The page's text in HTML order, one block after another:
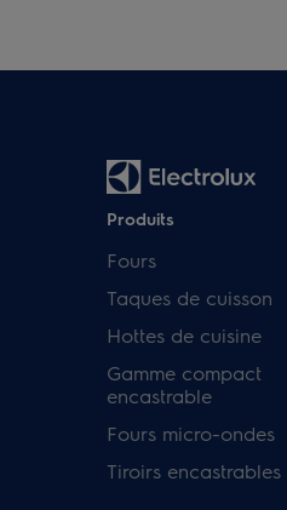
Produits
Fours
Taques de cuisson
Hottes de cuisine
Gamme compact
encastrable
Fours micro-ondes
Tiroirs encastrables